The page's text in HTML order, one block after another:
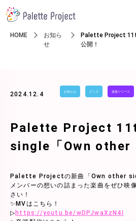
HOME
お知ら
せ
Palette Project
公開！
2024.12.4 お知らせ グッズ 楽曲リリース
Palette Project
single「Own other
Palette Projectの新曲「Own other
メンバーの想いの詰まった楽曲をぜひ映
さい！
✨MVはこちら！
▷ https://youtu.be/wDPJwaXzN4I